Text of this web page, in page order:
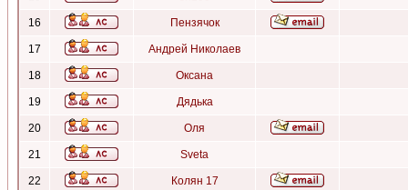
16 Пензячок
17 Андрей Николаев
18 Оксана
19 Дядька
20 Оля
21 Sveta
22 Колян 17